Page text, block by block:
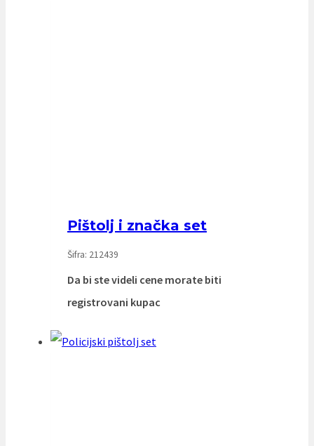
Pištolj i značka set
Šifra: 212439
Da bi ste videli cene morate biti
registrovani kupac